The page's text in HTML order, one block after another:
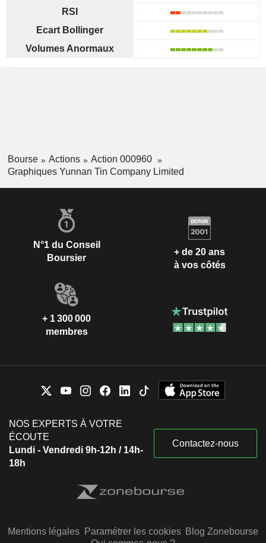
RSI
Ecart Bollinger
Volumes Anormaux
Bourse Actions
Action 000960
Graphiques Yunnan Tin Company Limited
N°1 du Conseil
Boursier
+ de 20 ans
à vos côtés
+ 1 300 000
membres
NOS EXPERTS À VOTRE
ÉCOUTE
Lundi - Vendredi 9h-12h / 14h-
18h
Contactez-nous
Mentions légales Paramétrer les cookies Blog Zonebourse